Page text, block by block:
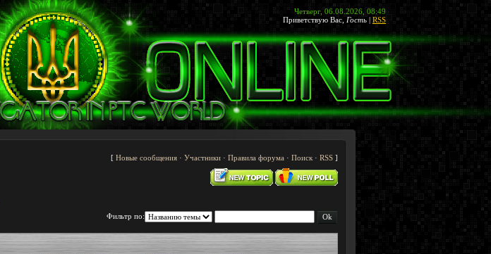
Четверг, 06.08.2026, 08:49
Приветствую Вас Гость | RSS
[ Новые сообщения · Участники · Правила форума · Поиск · RSS ]
Фильтр по: